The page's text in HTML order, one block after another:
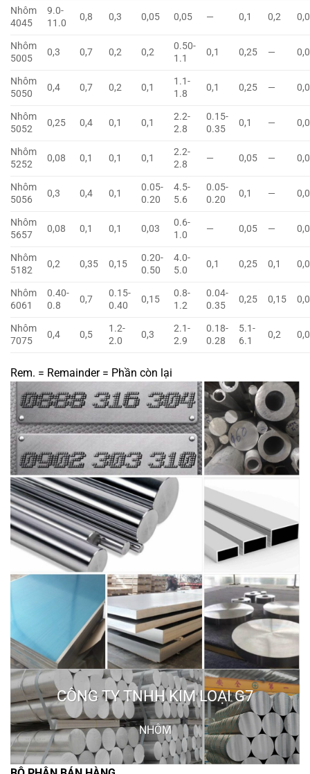
Nhôm
4045
9.0-
11.0
0,8 0,3 0,05 0,05 — 0,1 0,2
Nhôm
5005
0,3 0,7 0,2 0,2
0.50-
1.1
0,1 0,25 —
Nhôm
5050
0,4 0,7 0,2 0,1
1.1-
1.8
0,1 0,25 —
Nhôm
5052
0,25 0,4 0,1 0,1
2.2-
2.8
0.15-
0.35
0,1 —
Nhôm
5252
0,08 0,1 0,1 0,1
2.2-
2.8
— 0,05 —
Nhôm
5056
0,3 0,4 0,1
0.05-
0.20
4.5-
5.6
0.05-
0.20
0,1 —
Nhôm
5657
0,08 0,1 0,1 0,03
0.6-
1.0
— 0,05 —
Nhôm
5182
0,2 0,35 0,15
0.20-
0.50
4.0-
5.0
0,1 0,25 0,1
Nhôm
6061
0.40-
0.8
0,7
0.15-
0.40
0,15
0.8-
1.2
0.04-
0.35
0,25 0,15
Nhôm
7075
0,4 0,5
1.2-
2.0
0,3
2.1-
2.9
0.18-
0.28
5.1-
6.1
0,2
Rem. = Remainder = Phần còn lại
CÔNG TY TNHH KIM LOẠI G7
NHÔM